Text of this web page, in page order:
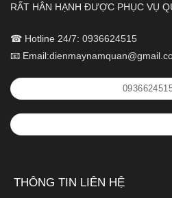
RẤT HÂN HẠNH ĐƯỢC PHỤC VỤ
☎ Hotline 24/7: 0936624515
📧
THÔNG TIN LIÊN HỆ